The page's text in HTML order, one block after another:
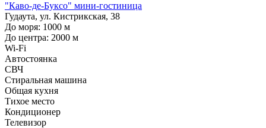
"Каво-де-Буксо" мини-гостиница
Гудаута, ул. Кистрикская, 38
До моря: 1000 м
До центра: 2000 м
Wi-Fi
Автостоянка
СВЧ
Стиральная машина
Общая кухня
Тихое место
Кондиционер
Телевизор